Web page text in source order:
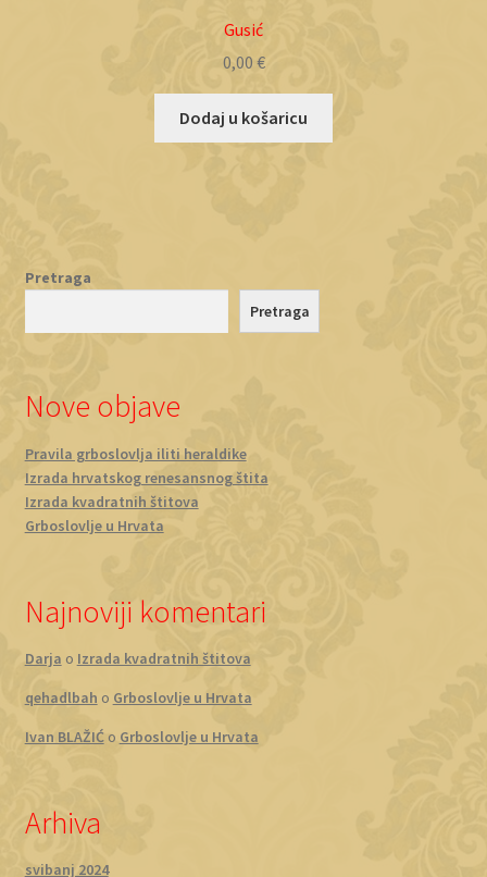
Gusić
0,00 €
Dodaj u košaricu
Pretraga
Pretraga
Nove objave
Pravila grboslovlja iliti heraldike
Izrada hrvatskog renesansnog štita
Izrada kvadratnih štitova
Grboslovlje u Hrvata
Najnoviji komentari
Darja o Izrada kvadratnih štitova
qehadlbah o Grboslovlje u Hrvata
Ivan BLAŽIĆo Grboslovlje u Hrvata
Arhiva
svibanj 2024